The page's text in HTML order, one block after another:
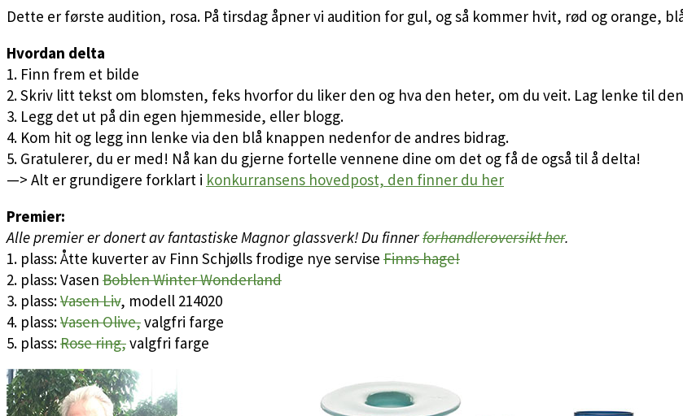
Dette er første audition, rosa. På tirsdag åpner vi audition for gul, og så kommer hvit, rød og orange,
Hvordan delta
1. Finn frem et bilde
2. Skriv litt tekst om blomsten, feks hvorfor du liker den og hva den heter, om du veit. Lag lenke til
3. Legg det ut på din egen hjemmeside, eller blogg.
4. Kom hit og legg inn lenke via den blå knappen nedenfor de andres bidrag.
5. Gratulerer, du er med! Nå kan du gjerne fortelle vennene dine om det og få de også til å delta!
—> Alt er grundigere forklart i konkurransens hovedpost, den finner du her
Premier:
Alle premier er donert av fantastiske Magnor glassverk! Du finnerforhandleroversikt her.
1. plass: Åtte kuverter av Finn Schjølls frodige nye servise Finns hage!
2. plass: Vasen Boblen Winter Wonderland
3. plass:Vasen Liv, modell 214020
4. plass:Vasen Olive,valgfri farge
5. plass:Rose ring,valgfri farge